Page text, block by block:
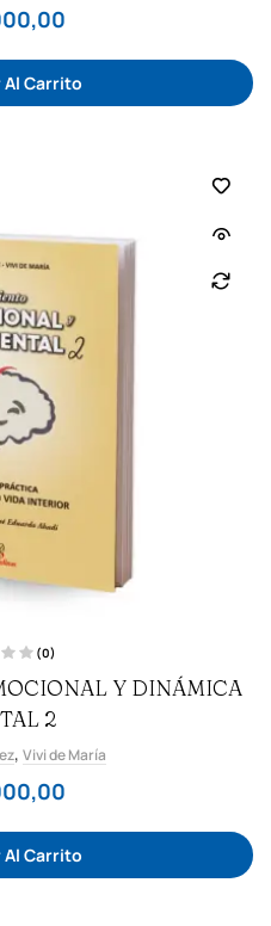
Al Carrito
(0)
Y DINÁMICA
2
, Vivi de María
Al Carrito